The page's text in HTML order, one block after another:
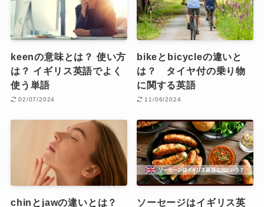
keenの意味とは？ 使い方
は？ イギリス英語でよく
使う単語
02/07/2024
bikeとbicycleの違いと
は？ タイヤ付の乗り物
に関する英語
11/06/2024
chinとjawの違いとは？ ソーセージはイギリス英